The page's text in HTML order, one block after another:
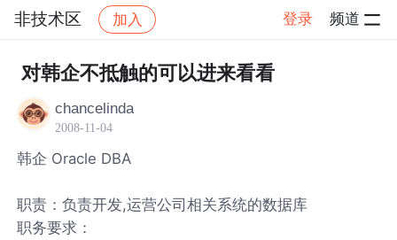
非技术区 加入 登录 频道
社区 非技术区 帖子详情
对韩企不抵触的可以进来看看
chancelinda
2008-11-04
韩企 Oracle DBA
职责：负责开发,运营公司相关系统的数据库
职务要求：